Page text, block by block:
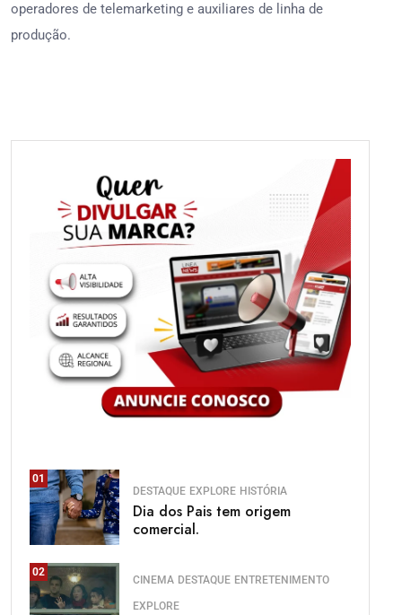
operadores de telemarketing e auxiliares de linha de
produção.
01
DESTAQUE EXPLORE HISTÓRIA
Dia dos Pais tem origem
comercial.
02
CINEMA DESTAQUE ENTRETENIMENTO
EXPLORE